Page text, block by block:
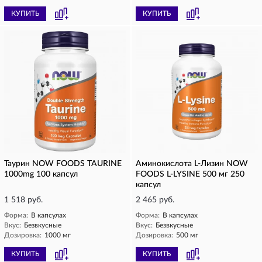
КУПИТЬ КУПИТЬ
Таурин NOW FOODS TAURINE
1000mg 100 капсул
1 518 руб.
Форма: В капсулах
Вкус: Безвкусные
Дозировка: 1000 мг
КУПИТЬ
Аминокислота L‑Лизин NOW
FOODS L‑LYSINE 500 мг 250
капсул
2 465 руб.
Форма: В капсулах
Вкус: Безвкусные
Дозировка: 500 мг
КУПИТЬ